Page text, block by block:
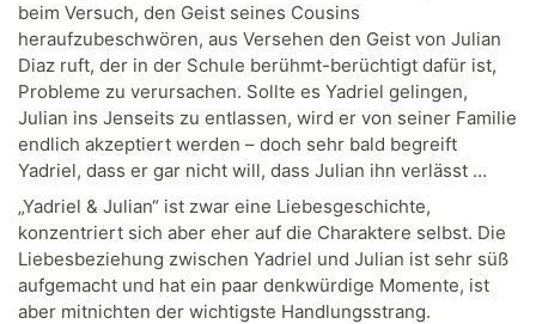
beim Versuch, den Geist seines Cousins
heraufzubeschwören, aus Versehen den Geist von Julian
Diaz ruft, der in der Schule berühmt-berüchtigt dafür ist,
Probleme zu verursachen. Sollte es Yadriel gelingen,
Julian ins Jenseits zu entlassen, wird er von seiner Familie
endlich akzeptiert werden – doch sehr bald begreift
Yadriel, dass er gar nicht will, dass Julian ihn verlässt …
„Yadriel & Julian“ ist zwar eine Liebesgeschichte,
konzentriert sich aber eher auf die Charaktere selbst. Die
Liebesbeziehung zwischen Yadriel und Julian ist sehr süß
aufgemacht und hat ein paar denkwürdige Momente, ist
aber mitnichten der wichtigste Handlungsstrang.